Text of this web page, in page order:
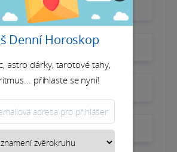
Sophie Turner
Jodie Turner-Smith
Hana Vagnerová
Dries Van Noten
Denní Horoskop
astro dárky, tarotové tahy,
přihlaste se nyní!